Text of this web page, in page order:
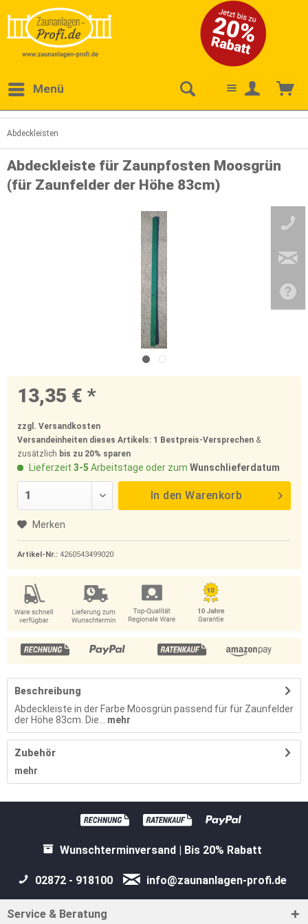
Menü
Abdeckleisten
Abdeckleiste für Zaunpfosten Moosgrün
(für Zaunfelder der Höhe 83cm)
13,35 € *
zzgl. Versandkosten
Versandeinheiten dieses Artikels: 1 Bestpreis-Versprechen &
zusätzlich bis zu 20% sparen
Lieferzeit 3-5 Arbeitstage oder zum Wunschlieferdatum
In den Warenkorb
Merken
Artikel-Nr.: 4260543499020
Beschreibung
Abdeckleiste in der Farbe Moosgrün passend für für Zaunfelder
der Höhe 83cm. Die...
mehr
Zubehör
mehr
Wunschterminversand | Bis 20% Rabatt
02872 - 918100 info@zaunanlagen-profi.de
Service & Beratung